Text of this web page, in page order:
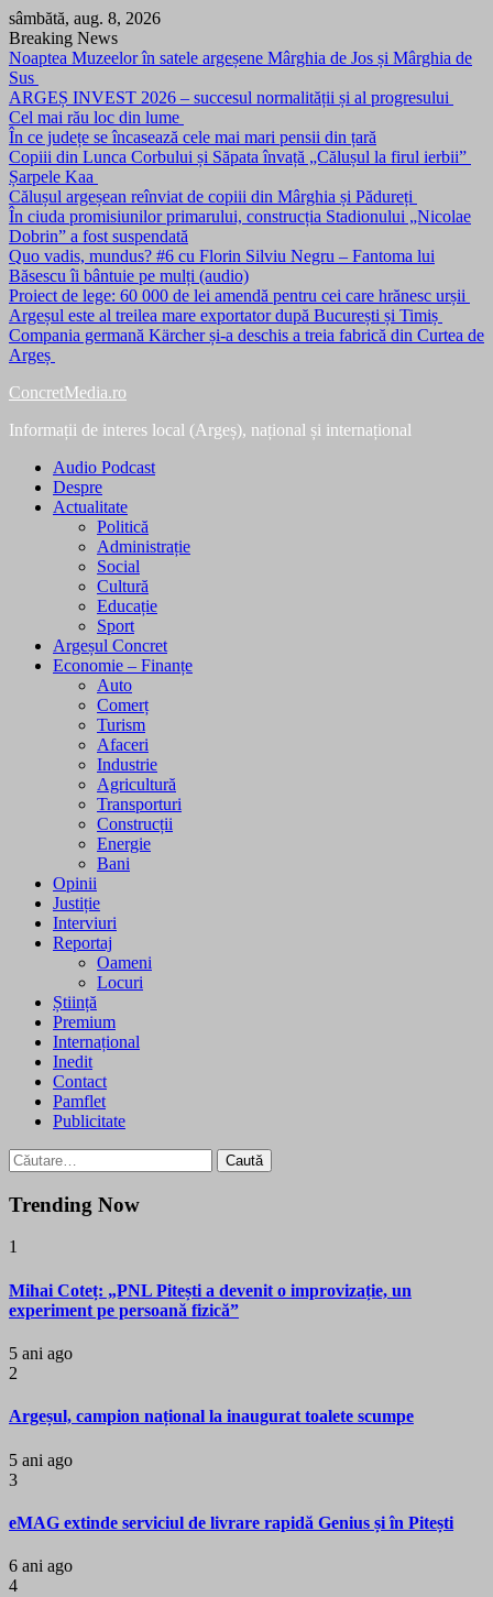
Skip
to
content
sâmbătă, aug. 8, 2026
Breaking News
Noaptea Muzeelor în satele argeșene Mârghia de Jos și Mârghia de
Sus
ARGEȘ INVEST 2026 – succesul normalității și al progresului
Cel mai rău loc din lume
În ce județe se încasează cele mai mari pensii din țară
Copiii din Lunca Corbului și Săpata învață „Călușul la firul ierbii”
Șarpele Kaa
Călușul argeșean reînviat de copiii din Mârghia și Pădureți
În ciuda promisiunilor primarului, construcția Stadionului „Nicolae
Dobrin” a fost suspendată
Quo vadis, mundus? #6 cu Florin Silviu Negru – Fantoma lui
Băsescu îi bântuie pe mulți (audio)
Proiect de lege: 60 000 de lei amendă pentru cei care hrănesc urșii
Argeșul este al treilea mare exportator după București și Timiș
Compania germană Kärcher și-a deschis a treia fabrică din Curtea de
Argeș
ConcretMedia.ro
Informații de interes local (Argeș), național și internațional
Audio Podcast
Despre
Actualitate
Politică
Administrație
Social
Cultură
Educație
Sport
Argeșul Concret
Economie – Finanțe
Auto
Comerț
Turism
Afaceri
Industrie
Agricultură
Transporturi
Construcții
Energie
Bani
Opinii
Justiție
Interviuri
Reportaj
Oameni
Locuri
Știință
Premium
Internațional
Inedit
Contact
Pamflet
Publicitate
Caută
după:
Trending Now
1
Mihai Coteț: „PNL Pitești a devenit o improvizație, un
experiment pe persoană fizică”
5 ani ago
2
Argeșul, campion național la inaugurat toalete scumpe
5 ani ago
3
eMAG extinde serviciul de livrare rapidă Genius și în Pitești
6 ani ago
4